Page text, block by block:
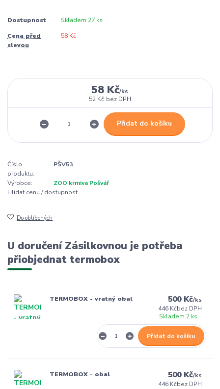
Dostupnost Skladem 27 ks
Cena před
slevou
58 Kč
58 Kč/ks
52 Kč bez DPH
Přidat do košíku
Číslo
produktu:
PŠV53
Výrobce:
ZOO krmiva Pošvář
Hlídat cenu / dostupnost
Do oblíbených
U doručení Zásilkovnou je potřeba
přiobjednat termobox
TERMOBOX - vratný obal 500 Kč/ks
446 Kčbez DPH
Skladem 2 ks
Přidat do košíku
TERMOBOX - obal 500 Kč/ks
446 Kčbez DPH